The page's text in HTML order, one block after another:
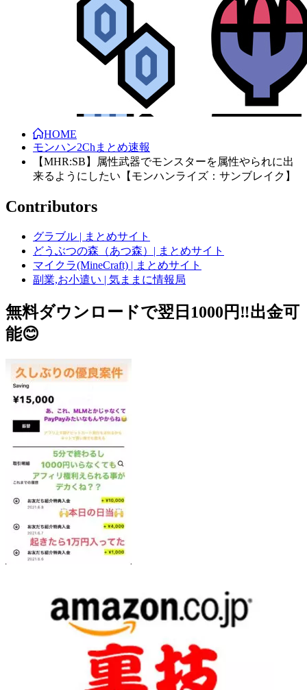
HOME
モンハン2Chまとめ速報
【MHR:SB】属性武器でモンスターを属性やられに出
来るようにしたい【モンハンライズ：サンブレイク】
Contributors
グラブル | まとめサイト
どうぶつの森（あつ森）| まとめサイト
マイクラ(MineCraft) | まとめサイト
副業,お小遣い | 気ままに情報局
無料ダウンロードで翌日1000円‼️出金可
能😊